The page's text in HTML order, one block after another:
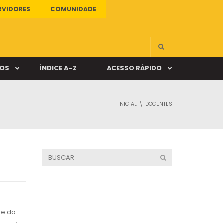
COMUNIDADE
ÍNDICE A-Z ACESSO RÁPIDO
INICIAL DOCENTES
do